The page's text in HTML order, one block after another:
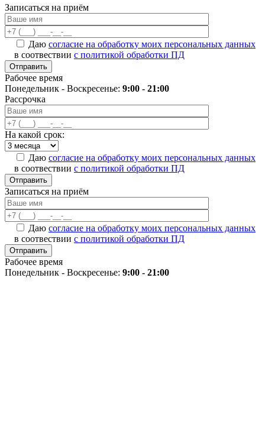
Записаться на приём
Даю согласие на обработку моих персональных данных
в соотвествии с политикой обработки ПД
Рабочее время
Понедельник - Воскресенье: 9:00 - 21:00
Рассрочка
На какой срок:
Даю согласие на обработку моих персональных данных
в соотвествии с политикой обработки ПД
Записаться на приём
Даю согласие на обработку моих персональных данных
в соотвествии с политикой обработки ПД
Рабочее время
Понедельник - Воскресенье: 9:00 - 21:00